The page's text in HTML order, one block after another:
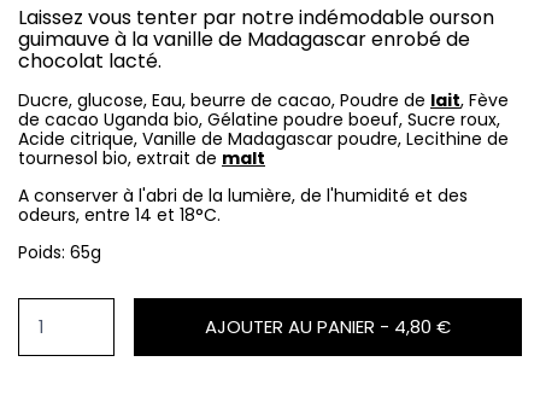
Laissez vous tenter par notre indémodable ourson
guimauve à la vanille de Madagascar enrobé de
chocolat lacté.
Ducre, glucose, Eau, beurre de cacao, Poudre de lait, Fève
de cacao Uganda bio, Gélatine poudre boeuf, Sucre roux,
Acide citrique, Vanille de Madagascar poudre, Lecithine de
tournesol bio, extrait de malt
A conserver à l'abri de la lumière, de l'humidité et des
odeurs, entre 14 et 18°C.
Poids: 65g
AJOUTER AU PANIER - 4,80 €